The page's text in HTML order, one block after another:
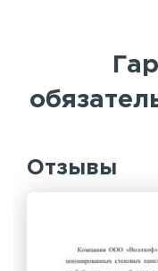
Отзывы